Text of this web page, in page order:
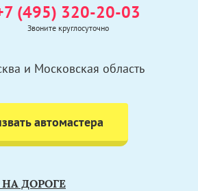
ДОРОГЕ
(495) 320-20-03
Звоните круглосуточно
и Московская область
автомастера